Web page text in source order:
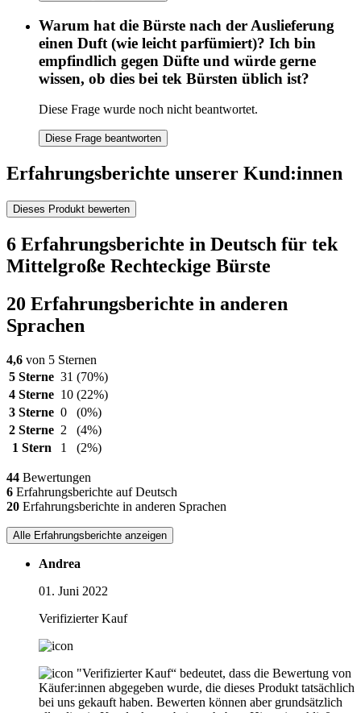
Warum hat die Bürste nach der Auslieferung
einen Duft (wie leicht parfümiert)? Ich bin
empfindlich gegen Düfte und würde gerne
wissen, ob dies bei tek Bürsten üblich ist?
Diese Frage wurde noch nicht beantwortet.
Diese Frage beantworten
Erfahrungsberichte unserer Kund:innen
Dieses Produkt bewerten
6 Erfahrungsberichte in Deutsch für tek
Mittelgroße Rechteckige Bürste
20 Erfahrungsberichte in anderen
Sprachen
4,6 von 5 Sternen
5 Sterne 31 (70%)
4 Sterne 10 (22%)
3 Sterne 0
(0%)
2 Sterne 2
(4%)
1 Stern
1 (2%)
44 Bewertungen
6 Erfahrungsberichte auf Deutsch
20 Erfahrungsberichte in anderen Sprachen
Alle Erfahrungsberichte anzeigen
Andrea
01. Juni 2022
Verifizierter Kauf
"Verifizierter Kauf“ bedeutet, dass die Bewertung von
Käufer:innen abgegeben wurde, die dieses Produkt tatsächlich
bei uns gekauft haben. Bewerten können aber grundsätzlich